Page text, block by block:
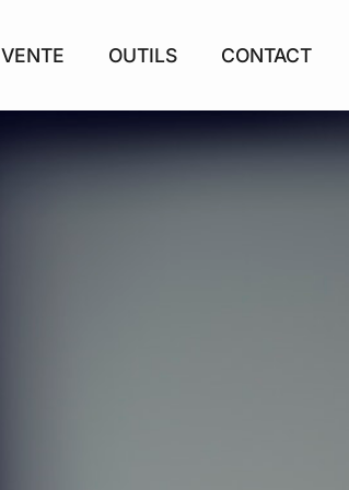
VENTE OUTILS CONTACT